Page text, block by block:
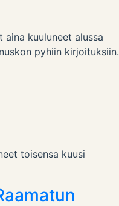
kuuluneet alussa
pyhiin kirjoituksiin.
toisensa kuusi